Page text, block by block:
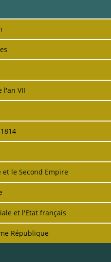
l'an VII
et le Second Empire
et l'Etat français
République